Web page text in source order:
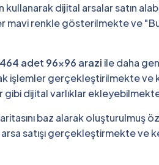
kullanarak dijital arsalar satın
mavi renkle gösterilmekte ve
adet 96x96 arazi ile daha
işlemler gerçekleştirilmekte ve
gibi dijital varlıklar
baz alarak oluşturulmuş
satışı gerçekleştirmekte ve